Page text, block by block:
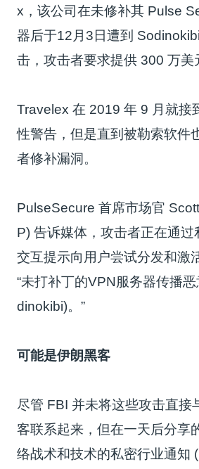
x，该公司在未修补其 Pulse
器后于12月3日遭到
击，攻击者要求提供 300 万美
Travelex 在 2019 年 9 月就接
性警告，但是直到被勒索软件
者修补漏洞。
PulseSecure 首席市场官
P) 告诉媒体，攻击者正在通过
交互提示向用户尝试分发和激
“未打补丁的VPN服务器传播
dinokibi)。”
可能是伊朗黑客
尽管 FBI 并未将这些攻击直接
客联系起来，但在一天后分享
络战术和技术的私密行业通知